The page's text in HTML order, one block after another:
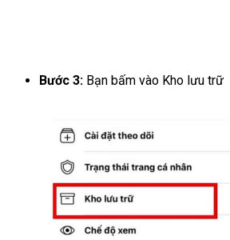
Bước 3:Bạn bấm vào Kho lưu trữ